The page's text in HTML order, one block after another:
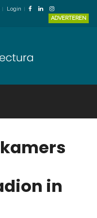
Login
ADVERTEREN
in